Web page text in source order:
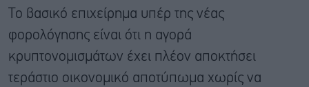
Το βασικό επιχείρημα υπέρ της νέας
φορολόγησης είναι ότι η αγορά
κρυπτονομισμάτων έχει πλέον αποκτήσει
τεράστιο οικονομικό αποτύπωμα χωρίς να